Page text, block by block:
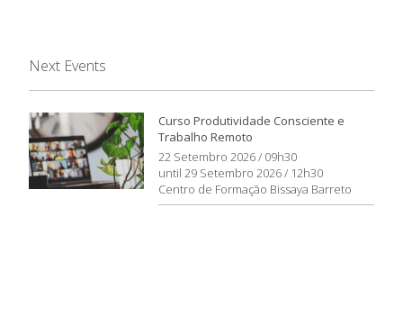
Next Events
Curso Produtividade Consciente e
Trabalho Remoto
22 Setembro 2026 / 09h30
until 29 Setembro 2026 / 12h30
Centro de Formação Bissaya Barreto